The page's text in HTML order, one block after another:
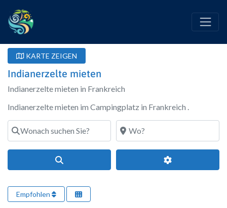
KARTE ZEIGEN
Indianerzelte mieten
Indianerzelte mieten in Frankreich
Indianerzelte mieten im Campingplatz in Frankreich .
Wonach suchen Sie?
Wo?
Erweiterte
Empfohlen